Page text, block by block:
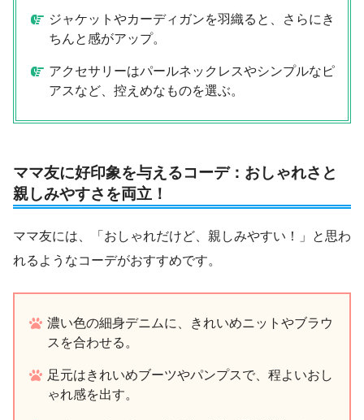
ジャケットやカーディガンを羽織ると、さらにき
ちんと感がアップ。
アクセサリーはパールネックレスやシンプルなピ
アスなど、控えめなものを選ぶ。
ママ友に好印象を与えるコーデ：おしゃれさと
親しみやすさを両立！
ママ友には、「おしゃれだけど、親しみやすい！」と思わ
れるようなコーデがおすすめです。
濃い色の細身デニムに、きれいめニットやブラウ
スを合わせる。
足元はきれいめブーツやパンプスで、程よいおし
ゃれ感を出す。